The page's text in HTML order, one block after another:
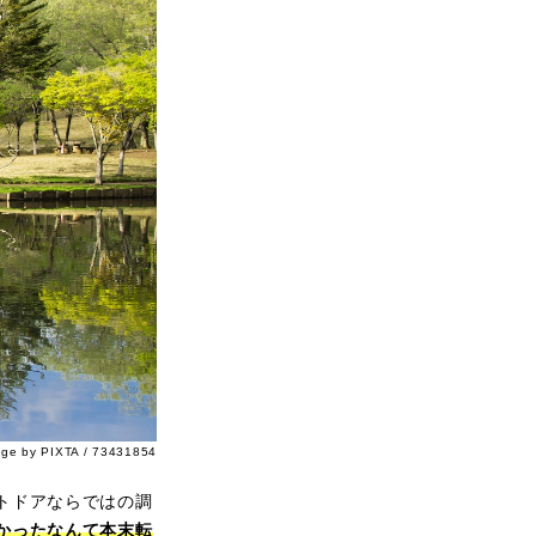
by PIXTA / 73431854
ドアならではの調
ったなんて本末転